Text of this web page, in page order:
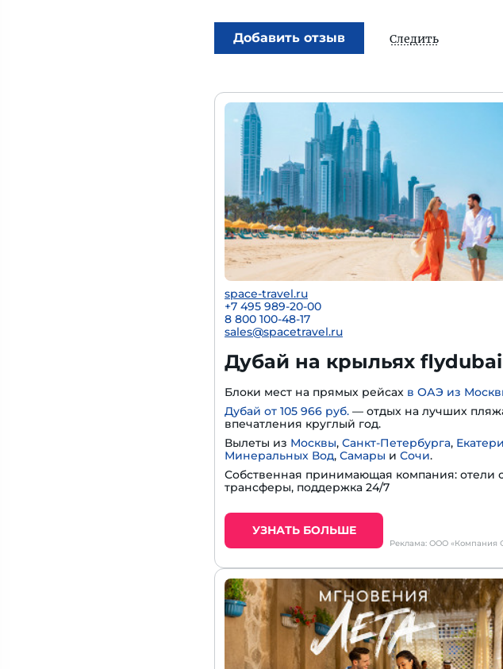
Добавить отзыв Следить
space-travel.ru
+7 495 989-20-00
8 800 100-48-17
sales@spacetravel.ru
Дубай на крыльях flydubai
Блоки мест на прямых рейсах в ОАЭ из
Дубай от 105 966 руб. — отдых на лучших
впечатления круглый год.
Вылеты из Москвы, Санкт-Петербурга,
Минеральных Вод, Самары и Сочи.
Собственная принимающая компания: отели
трансферы, поддержка 24/7
УЗНАТЬ БОЛЬШЕ
Реклама: ООО «Компания